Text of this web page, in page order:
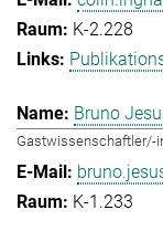
K-2.228
Bruno
Gastwissenschaftler/-
K-1.233